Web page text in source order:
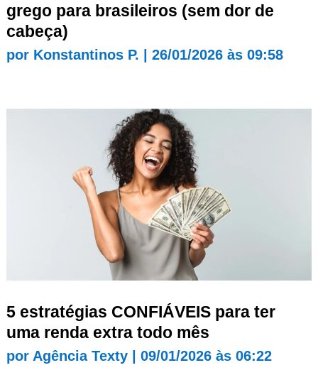
grego para brasileiros (sem dor de
cabeça)
por Konstantinos P. 26/01/2026 às 09:58
5 estratégias CONFIÁVEIS para ter
uma renda extra todo mês
por Agência Texty| 09/01/2026 às 06:22